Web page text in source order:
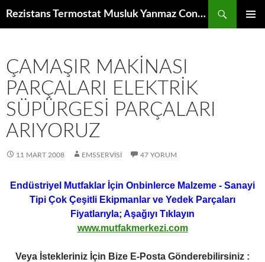
Rezistans Termostat Musluk Yanmaz Conta Rende Disk Bıçak Redüktör Fan Motoru Elektronik Kumanda Kartı Raf Izgara
ÇAMAŞIR MAKINASI
PARÇALARI ELEKTRIK
SÜPÜRGESI PARÇALARI
ARIYORUZ
11 MART 2008 EMSSERVISI 47 YORUM
Endüstriyel Mutfaklar İçin Onbinlerce Malzeme - Sanayi
Tipi Çok Çeşitli Ekipmanlar ve Yedek Parçaları
Fiyatlarıyla; Aşağıyı Tıklayın
www.mutfakmerkezi.com
Veya İstekleriniz İçin Bize E-Posta Gönderebilirsiniz :